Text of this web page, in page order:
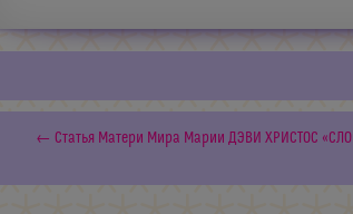
← Статья Матери Мира Марии ДЭВИ ХРИСТОС